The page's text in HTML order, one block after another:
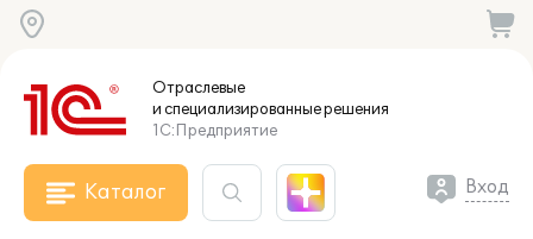
Отраслевые
и специализированныерешения
1С:Предприятие
Каталог Вход